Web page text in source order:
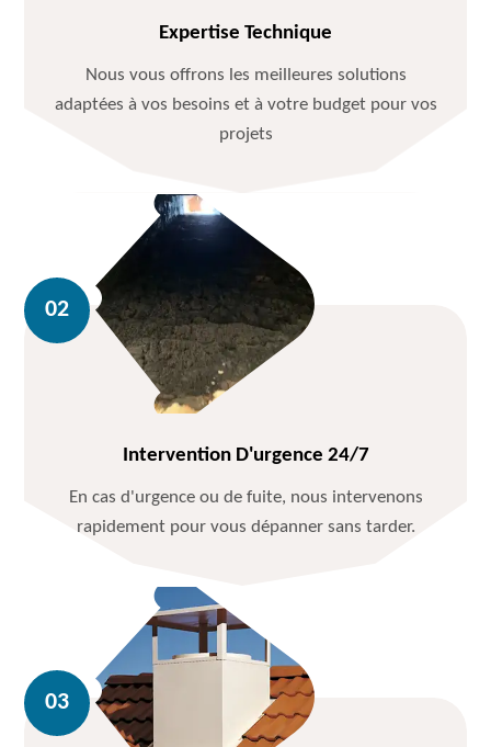
Expertise Technique
Nous vous offrons les meilleures solutions
adaptées à vos besoins et à votre budget pour vos
projets
Intervention D'urgence 24/7
En cas d'urgence ou de fuite, nous intervenons
rapidement pour vous dépanner sans tarder.